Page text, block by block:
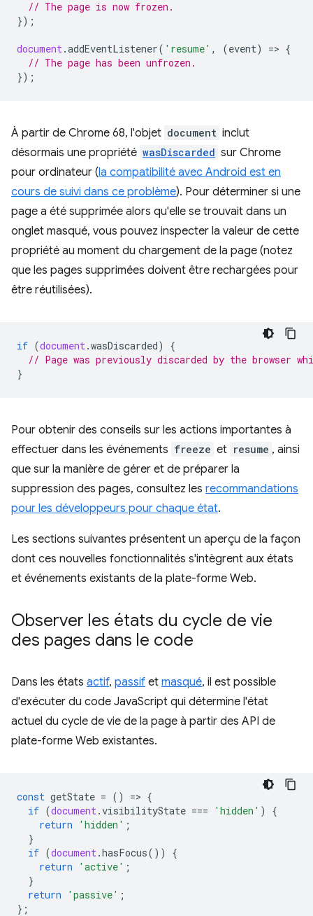
// The page is now frozen.
});
document .addEventListener( 'resume' , (event) => {
// The page has been unfrozen.
});
À partir de Chrome 68, l'objet document inclut
désormais une propriété wasDiscarded sur Chrome
pour ordinateur (la compatibilité avec Android est en
cours de suivi dans ce problème). Pour déterminer si une
page a été supprimée alors qu'elle se trouvait dans un
onglet masqué, vous pouvez inspecter la valeur de cette
propriété au moment du chargement de la page (notez
que les pages supprimées doivent être rechargées pour
être réutilisées).
if (document .wasDiscarded)
{
// Page was previously discarded by the browser
}
Pour obtenir des conseils sur les actions importantes à
effectuer dans les événements freeze et resume , ainsi
que sur la manière de gérer et de préparer la
suppression des pages, consultez les recommandations
pour les développeurs pour chaque état.
Les sections suivantes présentent un aperçu de la façon
dont ces nouvelles fonctionnalités s'intègrent aux états
et événements existants de la plate-forme Web.
Observer les états du cycle de vie
des pages dans le code
Dans les états actif, passif et masqué, il est possible
d'exécuter du code JavaScript qui détermine l'état
actuel du cycle de vie de la page à partir des API de
plate-forme Web existantes.
const getState = () => {
if (document .visibilityState === 'hidden' )
{
return
'hidden' ;
}
if (document .hasFocus())
{
return
'active' ;
}
return
'passive' ;
};